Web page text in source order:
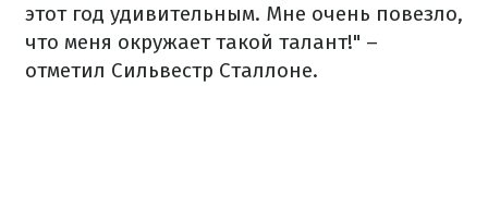
этот год удивительным. Мне очень повезло,
что меня окружает такой талант!" –
отметил Сильвестр Сталлоне.